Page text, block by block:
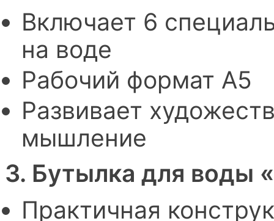
Включает 6
на воде
Рабочий формат А5
Развивает
мышление
3. Бутылка для воды
Практичная